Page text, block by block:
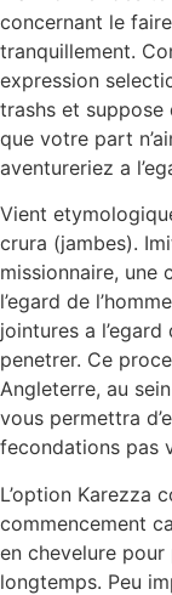
concernant le
tranquillement.
expression
trashs et suppose
que votre part
aventureriez a
Vient
crura (jambes).
missionnaire, une
l’egard de
jointures a
penetrer. Ce
Angleterre, au
vous permettra
fecondations pas
L’option Karezza
commencement
en chevelure
longtemps. Peu